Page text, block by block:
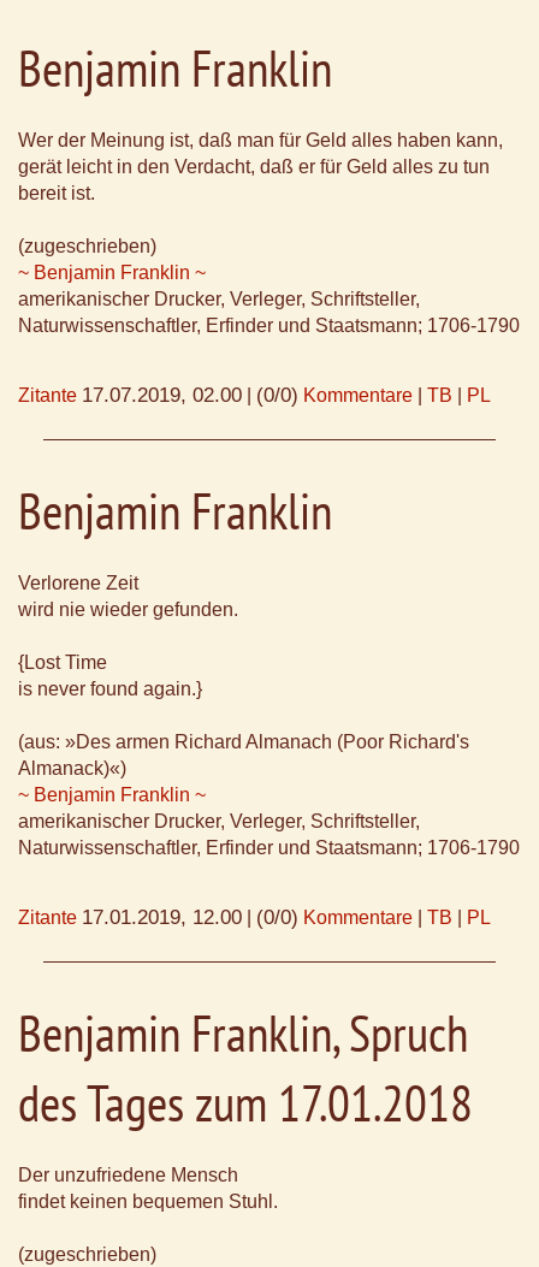
Benjamin Franklin
Wer der Meinung ist, daß man für Geld alles haben kann,
gerät leicht in den Verdacht, daß er für Geld alles zu tun
bereit ist.
(zugeschrieben)
~ Benjamin Franklin ~
amerikanischer Drucker, Verleger, Schriftsteller,
Naturwissenschaftler, Erfinder und Staatsmann; 1706-1790
Zitante 17.07.2019, 02.00 (0/0) Kommentare TB PL
Benjamin Franklin
Verlorene Zeit
wird nie wieder gefunden.
{Lost Time
is never found again.}
(aus: »Des armen Richard Almanach (Poor Richard's
Almanack)«)
~ Benjamin Franklin ~
amerikanischer Drucker, Verleger, Schriftsteller,
Naturwissenschaftler, Erfinder und Staatsmann; 1706-1790
Zitante 17.01.2019, 12.00 (0/0) Kommentare TB PL
Benjamin Franklin, Spruch
des Tages zum 17.01.2018
Der unzufriedene Mensch
findet keinen bequemen Stuhl.
(zugeschrieben)